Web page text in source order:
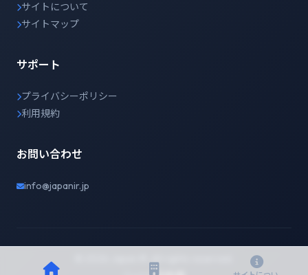
サイトについて
サイトマップ
サポート
プライバシーポリシー
利用規約
お問い合わせ
info@japanir.jp